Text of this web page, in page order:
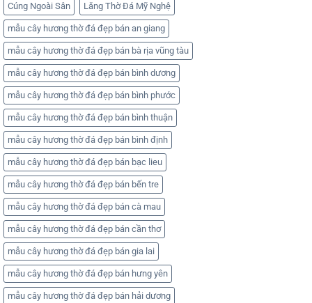
Cúng Ngoài Sân Lăng Thờ Đá Mỹ Nghệ
mẫu cây hương thờ đá đẹp bán an giang
mẫu cây hương thờ đá đẹp bán bà rịa vũng tàu
mẫu cây hương thờ đá đẹp bán bình dương
mẫu cây hương thờ đá đẹp bán bình phước
mẫu cây hương thờ đá đẹp bán bình thuận
mẫu cây hương thờ đá đẹp bán bình định
mẫu cây hương thờ đá đẹp bán bạc lieu
mẫu cây hương thờ đá đẹp bán bến tre
mẫu cây hương thờ đá đẹp bán cà mau
mẫu cây hương thờ đá đẹp bán cần thơ
mẫu cây hương thờ đá đẹp bán gia lai
mẫu cây hương thờ đá đẹp bán hưng yên
mẫu cây hương thờ đá đẹp bán hải dương